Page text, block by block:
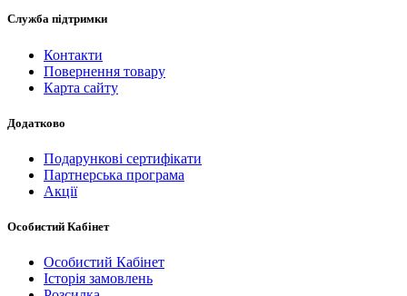
Служба підтримки
Контакти
Повернення товару
Карта сайту
Додатково
Подарункові сертифікати
Партнерська програма
Акції
Особистий Кабінет
Особистий Кабінет
Історія замовлень